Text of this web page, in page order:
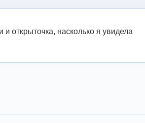
открыточка, насколько я увидела